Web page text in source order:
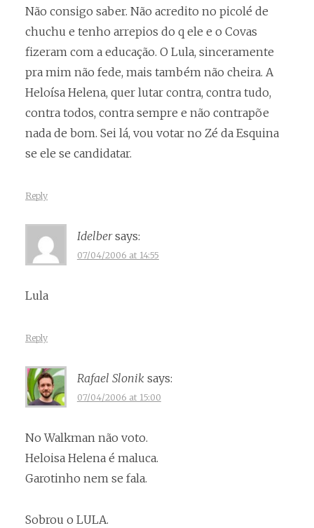
Não consigo saber. Não acredito no picolé de
chuchu e tenho arrepios do q ele e o Covas
fizeram com a educação. O Lula, sinceramente
pra mim não fede, mais também não cheira. A
Heloísa Helena, quer lutar contra, contra tudo,
contra todos, contra sempre e não contrapõe
nada de bom. Sei lá, vou votar no Zé da Esquina
se ele se candidatar.
Reply
Idelber says:
07/04/2006 at 14:55
Lula
Reply
Rafael Slonik says:
07/04/2006 at 15:00
No Walkman não voto.
Heloisa Helena é maluca.
Garotinho nem se fala.
Sobrou o LULA.